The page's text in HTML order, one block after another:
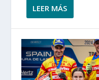
LEER MÁS